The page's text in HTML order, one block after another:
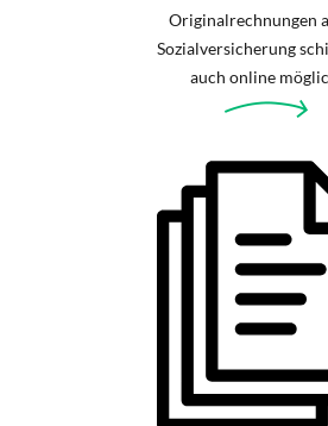
Originalrechnungen
Sozialversicherung
auch online